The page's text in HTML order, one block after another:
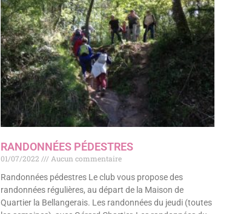
RANDONNÉES PÉDESTRES
01/07/2022
Aucun commentaire
Randonnées pédestres Le club vous propose des
randonnées régulières, au départ de la Maison de
Quartier la Bellangerais. Les randonnées du jeudi (toutes